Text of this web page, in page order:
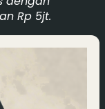
Rp 5jt.